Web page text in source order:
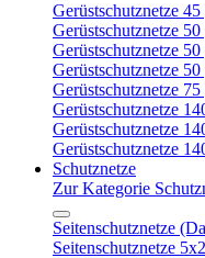
Gerüstschutznetze 45
Gerüstschutznetze 50
Gerüstschutznetze 50
Gerüstschutznetze 50
Gerüstschutznetze 75
Gerüstschutznetze
Gerüstschutznetze
Gerüstschutznetze
Schutznetze
Zur Kategorie
Seitenschutznetze
Seitenschutznetze